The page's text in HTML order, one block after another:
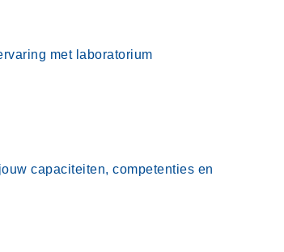
met laboratorium
capaciteiten, competenties en